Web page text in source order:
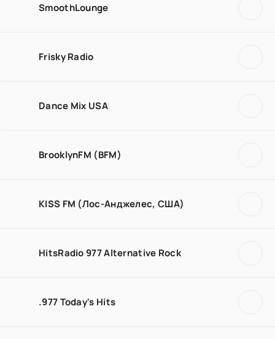
SmoothLounge
Frisky Radio
Dance Mix USA
BrooklynFM (BFM)
KISS FM (Лос-Анджелес, США)
HitsRadio 977 Alternative Rock
.977 Today's Hits